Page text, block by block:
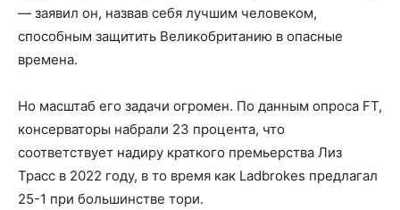
— заявил он, назвав себя лучшим человеком,
способным защитить Великобританию в опасные
времена.
Но масштаб его задачи огромен. По данным опроса FT,
консерваторы набрали 23 процента, что
соответствует надиру краткого премьерства Лиз
Трасс в 2022 году, в то время как Ladbrokes предлагал
25-1 при большинстве тори.